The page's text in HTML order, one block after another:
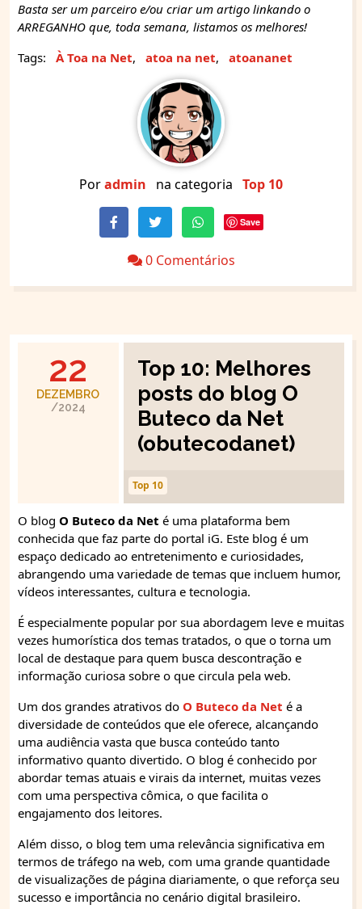
Basta ser um parceiro e/ou criar um artigo linkando o
ARREGANHO que, toda semana, listamos os melhores!
Tags:
À Toa na Net, atoa na net, atoananet
Poradmin na categoria Top 10
Save
0 Comentários
22
DEZEMBRO
/2024
Top 10: Melhores
posts do blog O
Buteco da Net
(obutecodanet)
Top 10
O blog O Buteco da Net é uma plataforma bem
conhecida que faz parte do portal iG. Este blog é um
espaço dedicado ao entretenimento e curiosidades,
abrangendo uma variedade de temas que incluem humor,
vídeos interessantes, cultura e tecnologia.
É especialmente popular por sua abordagem leve e muitas
vezes humorística dos temas tratados, o que o torna um
local de destaque para quem busca descontração e
informação curiosa sobre o que circula pela web.
Um dos grandes atrativos do O Buteco da Net é a
diversidade de conteúdos que ele oferece, alcançando
uma audiência vasta que busca conteúdo tanto
informativo quanto divertido. O blog é conhecido por
abordar temas atuais e virais da internet, muitas vezes
com uma perspectiva cômica, o que facilita o
engajamento dos leitores.
Além disso, o blog tem uma relevância significativa em
termos de tráfego na web, com uma grande quantidade
de visualizações de página diariamente, o que reforça seu
sucesso e importância no cenário digital brasileiro.